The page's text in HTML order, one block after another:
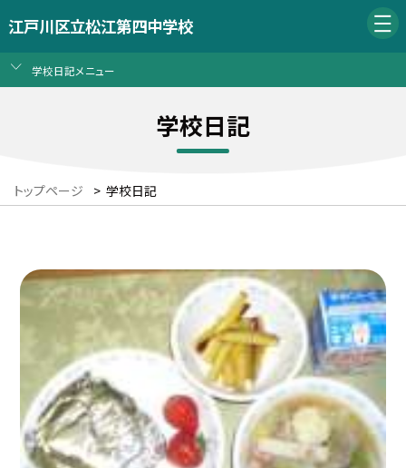
江戸川区立松江第四中学校
学校日記メニュー
学校日記
トップページ > 学校日記